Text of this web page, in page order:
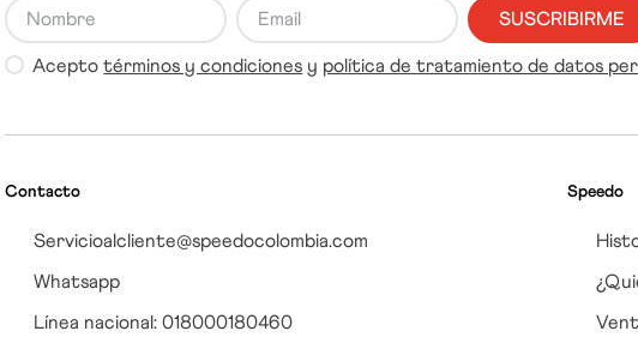
SUSCRIBIRME
Aceptotérminos y condiciones y política de tratamiento de datos
Contacto
Servicioalcliente@speedocolombia.com
Whatsapp
Línea nacional: 018000180460
Speedo